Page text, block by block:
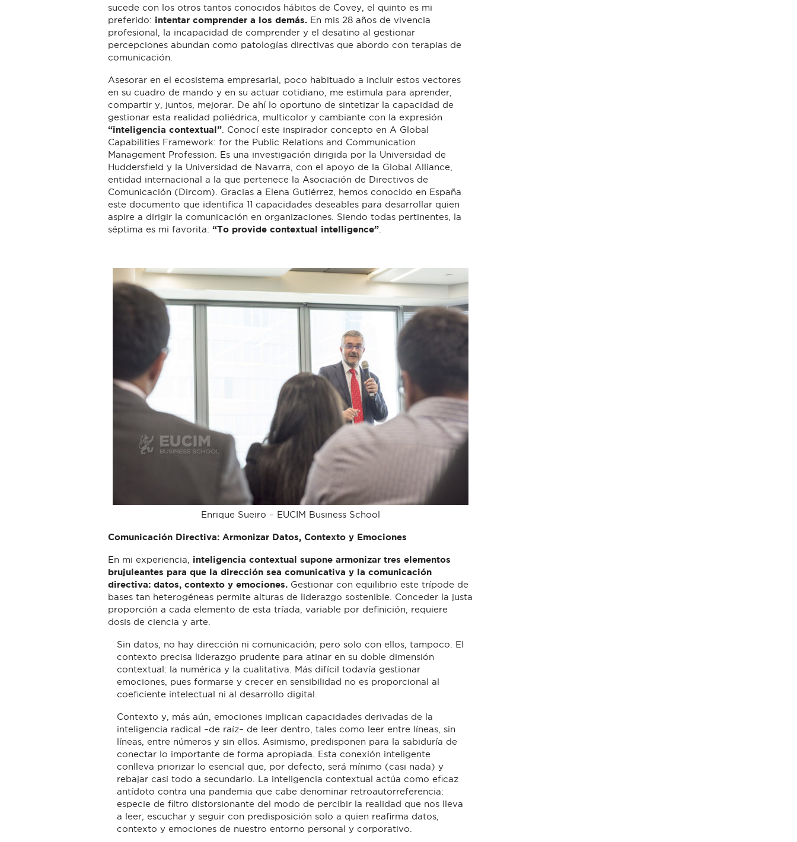
sucede con los otros tantos conocidos hábitos de Covey, el quinto es mi
preferido: intentar comprender a los demás. En mis 28 años de vivencia
profesional, la incapacidad de comprender y el desatino al gestionar
percepciones abundan como patologías directivas que abordo con terapias de
comunicación.
Asesorar en el ecosistema empresarial, poco habituado a incluir estos vectores
en su cuadro de mando y en su actuar cotidiano, me estimula para aprender,
compartir y, juntos, mejorar. De ahí lo oportuno de sintetizar la capacidad de
gestionar esta realidad poliédrica, multicolor y cambiante con la expresión
“inteligencia contextual” . Conocí este inspirador concepto en A Global
Capabilities Framework: for the Public Relations and Communication
Management Profession. Es una investigación dirigida por la Universidad de
Huddersfield y la Universidad de Navarra, con el apoyo de la Global Alliance,
entidad internacional a la que pertenece la Asociación de Directivos de
Comunicación (Dircom). Gracias a Elena Gutiérrez, hemos conocido en España
este documento que identifica 11 capacidades deseables para desarrollar quien
aspire a dirigir la comunicación en organizaciones. Siendo todas pertinentes, la
séptima es mi favorita: “To provide contextual intelligence”
Enrique Sueiro – EUCIM Business School
Comunicación Directiva: Armonizar Datos, Contexto y Emociones
En mi experiencia, inteligencia contextual supone armonizar tres elementos
brujuleantes para que la dirección sea comunicativa y la comunicación
directiva: datos, contexto y emociones. Gestionar con equilibrio este trípode de
bases tan heterogéneas permite alturas de liderazgo sostenible. Conceder la justa
proporción a cada elemento de esta tríada, variable por definición, requiere
dosis de ciencia y arte.
Sin datos, no hay dirección ni comunicación; pero solo con ellos, tampoco. El
contexto precisa liderazgo prudente para atinar en su doble dimensión
contextual: la numérica y la cualitativa. Más difícil todavía gestionar
emociones, pues formarse y crecer en sensibilidad no es proporcional al
coeficiente intelectual ni al desarrollo digital.
Contexto y, más aún, emociones implican capacidades derivadas de la
inteligencia radical –de raíz– de leer dentro, tales como leer entre líneas, sin
líneas, entre números y sin ellos. Asimismo, predisponen para la sabiduría de
conectar lo importante de forma apropiada. Esta conexión inteligente
conlleva priorizar lo esencial que, por defecto, será mínimo (casi nada) y
rebajar casi todo a secundario. La inteligencia contextual actúa como eficaz
antídoto contra una pandemia que cabe denominar retroautorreferencia:
especie de filtro distorsionante del modo de percibir la realidad que nos lleva
a leer, escuchar y seguir con predisposición solo a quien reafirma datos,
contexto y emociones de nuestro entorno personal y corporativo.